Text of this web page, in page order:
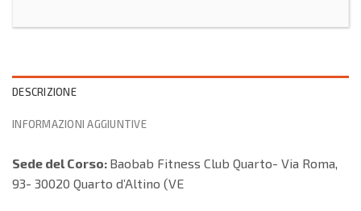
DESCRIZIONE
INFORMAZIONI AGGIUNTIVE
Sede del Corso: Baobab Fitness Club Quarto- Via Roma,
93- 30020 Quarto d’Altino (VE